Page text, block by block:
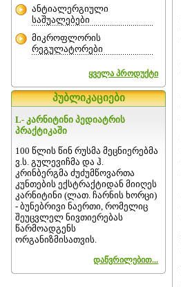
ანტიალერგიული
საშუალებები
მიკროფლორის
რეგულატორები
ყველა პროდუქტი
პუბლიკაციები
L- კარნიტინი პედიატრის
პრაქტიკაში
100 წლის წინ რუსმა მეცნიერებმა
ვ.ს. გულევიჩმა და ჰ.
კრინბერგმა ძუძუმწოვართა
კუნთების ექსტრაქტიდან მიიღეს
კარნიტინი (ლათ. ჩარნის ხორცი)
- ბუნებრივი ნაერთი, რომელიც
შეუცვლელ ნივთიერებას
წარმოადგენს
ორგანიზმისათვის.
დაწვრილებით...